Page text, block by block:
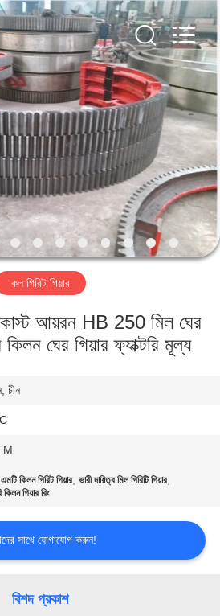
কল গিরিট গিয়ার
আয়রন HB 250 মিল ঘের
কিলন ঘের গিয়ার ফ্যাক্টরি মূল্য
চীন
কিলন গিরিট গিয়ার,ভারী দায়িত্ব মিল গিরিটি গিয়ার,
কিলন গিয়ার রিং
সাথে যোগাযোগ করুন!
বিশদ প্রকাশ